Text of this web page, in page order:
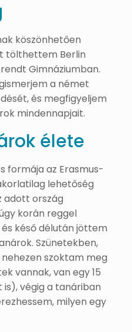
köszönhetően
tölthettem Berlin
Gimnáziumban.
a német
és megfigyeljem
mindennapjait.
élete
formája az Erasmus-
lehetőség
adott ország
korán reggel
késő délután jöttem
Szünetekben,
szoktam meg
vannak, van egy 15
is), végig a tanáriban
milyen egy